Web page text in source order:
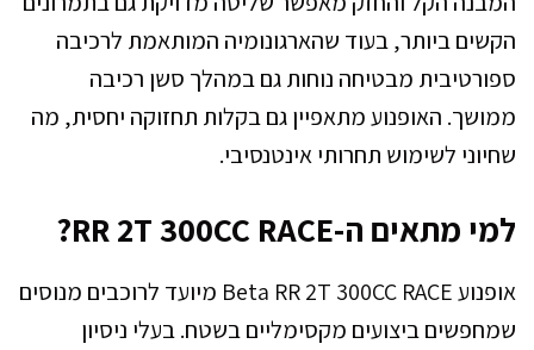
הקשים ביותר, בעוד שהארגונומיה המותאמת לרכיבה
ספורטיבית מבטיחה נוחות גם במהלך סשן רכיבה
ממושך. האופנוע מתאפיין גם בקלות תחזוקה יחסית, מה
שחיוני לשימוש תחרותי אינטנסיבי.
למי מתאים ה-RR 2T 300CC RACE?
אופנוע Beta RR 2T 300CC RACE מיועד לרוכבים מנוסים
שמחפשים ביצועים מקסימליים בשטח. בעלי ניסיון